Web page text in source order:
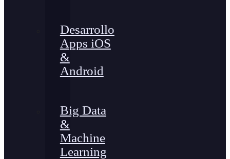
Desarrollo
Apps iOS
&
Android
Big Data
&
Machine
Learning